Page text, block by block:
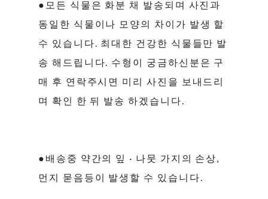
●모든 식물은 화분 채 발송되며 사진과
동일한 식물이나 모양의 차이가 발생 할
수 있습니다. 최대한 건강한 식물들만 발
송 해드립니다. 수형이 궁금하신분은 구
매 후 연락주시면 미리 사진을 보내드리
며 확인 한 뒤 발송 하겠습니다.
●배송중 약간의 잎 · 나뭇 가지의 손상,
먼지 묻음등이 발생할 수 있습니다.